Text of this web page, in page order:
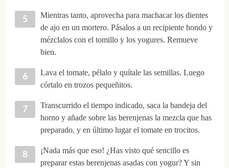
Mientras tanto, aprovecha para machacar los dientes
de ajo en un mortero. Pásalos a un recipiente hondo y
mézclalos con el tomillo y los yogures. Remueve
bien.
Lava el tomate, pélalo y quítale las semillas. Luego
córtalo en trozos pequeñitos.
Transcurrido el tiempo indicado, saca la bandeja del
horno y añade sobre las berenjenas la mezcla que has
preparado, y en último lugar el tomate en trocitos.
¡Nada más que eso! ¿Has visto qué sencillo es
preparar estas berenjenas asadas con yogur? Y sin